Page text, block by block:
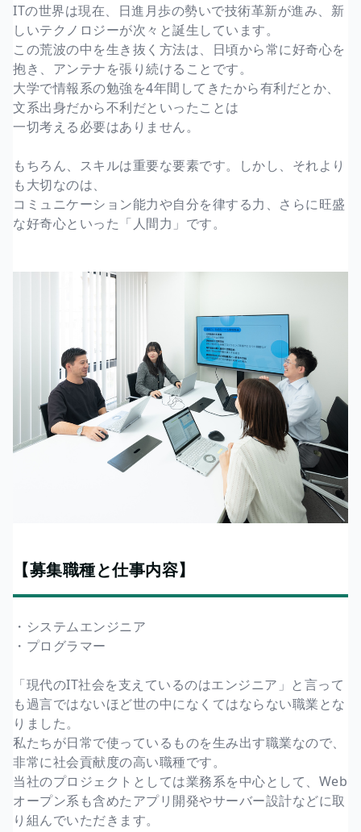
ITの世界は現在、日進月歩の勢いで技術革新が進み、新
しいテクノロジーが次々と誕生しています。
この荒波の中を生き抜く方法は、日頃から常に好奇心を
抱き、アンテナを張り続けることです。
大学で情報系の勉強を4年間してきたから有利だとか、
文系出身だから不利だといったことは
一切考える必要はありません。
もちろん、スキルは重要な要素です。しかし、それより
も大切なのは、
コミュニケーション能力や自分を律する力、さらに旺盛
な好奇心といった「人間力」です。
【募集職種と仕事内容】
・システムエンジニア
・プログラマー
「現代のIT社会を支えているのはエンジニア」と言って
も過言ではないほど世の中になくてはならない職業とな
りました。
私たちが日常で使っているものを生み出す職業なので、
非常に社会貢献度の高い職種です。
当社のプロジェクトとしては業務系を中心として、Web
オープン系も含めたアプリ開発やサーバー設計などに取
り組んでいただきます。